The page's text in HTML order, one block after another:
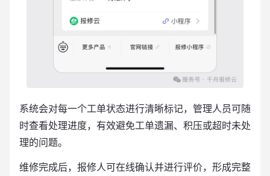
系统会对每一个工单状态进行清晰标记，管理人员可随
时查看处理进度，有效避免工单遗漏、积压或超时未处
理的问题。
维修完成后，报修人可在线确认并进行评价，形成完整